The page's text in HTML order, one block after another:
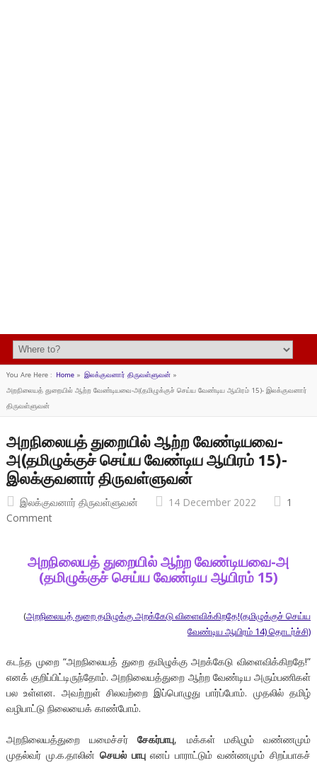
You Are Here : Home» இலக்குவனார் திருவள்ளுவன்»
அறநிலையத் துறையில் ஆற்ற வேண்டியவை-அ(தமிழுக்குச் செய்ய வேண்டிய ஆயிரம் 15)- இலக்குவனார்
திருவள்ளுவன்
அறநிலையத் துறையில் ஆற்ற வேண்டியவை-
அ(தமிழுக்குச் செய்ய வேண்டிய ஆயிரம் 15)-
இலக்குவனார் திருவள்ளுவன்
இலக்குவனார் திருவள்ளுவன் 14 December 2022
1
Comment
அறநிலையத் துறையில் ஆற்ற வேண்டியவை-அ
(தமிழுக்குச் செய்ய வேண்டிய ஆயிரம் 15)
(அறநிலையத் துறை தமிழுக்கு அறக்கேடு விளைவிக்கிறதே!(தமிழுக்குச் செய்ய
வேண்டிய ஆயிரம் 14) தொடர்ச்சி)
கடந்த முறை “அறநிலையத் துறை தமிழுக்கு அறக்கேடு விளைவிக்கிறதே!”
எனக் குறிப்பிட்டிருந்தோம். அறநிலையத்துறை ஆற்ற வேண்டிய அரும்பணிகள்
பல உள்ளன. அவற்றுள் சிலவற்றை இப்பொழுது பார்ப்போம். முதலில் தமிழ்
வழிபாட்டு நிலையைக் காண்போம்.
அறநிலையத்துறை யமைச்சர்சேகர்பாபு, மக்கள் மகிழும் வண்ணமும்
முதல்வர் மு.க.தாலின் செயல் பாபுஎனப் பாராட்டும் வண்ணமும் சிறப்பாகச்